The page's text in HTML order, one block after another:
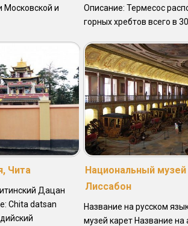
Московской и
Описание: Термесос
горных хребтов всего в
Чита
Дацан
Chita datsan
Национальный музей
Лиссабон
Название на русском
музей карет Название на